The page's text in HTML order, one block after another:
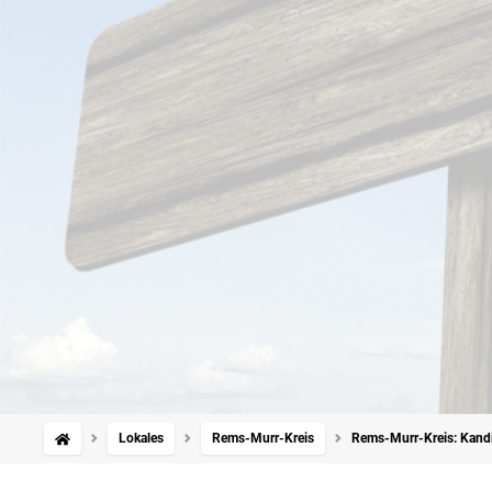
Lokales Rems-Murr-Kreis Rems-Murr-Kreis: